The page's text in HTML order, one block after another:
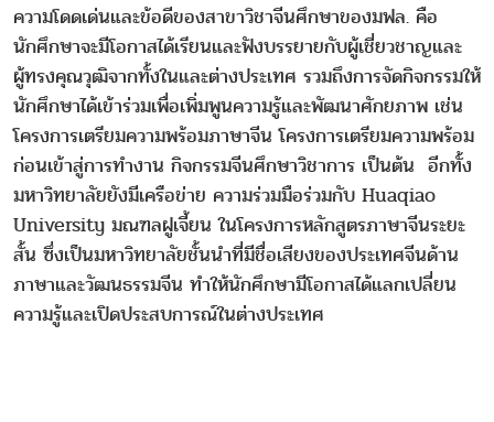
ความโดดเด่นและข้อดีของสาขาวิชาจีนศึกษาของมฟล. คือ
นักศึกษาจะมีโอกาสได้เรียนและฟังบรรยายกับผู้เชี่ยวชาญและ
ผู้ทรงคุณวุฒิจากทั้งในและต่างประเทศ รวมถึงการจัดกิจกรรมให้
นักศึกษาได้เข้าร่วมเพื่อเพิ่มพูนความรู้และพัฒนาศักยภาพ เช่น
โครงการเตรียมความพร้อมภาษาจีน โครงการเตรียมความพร้อม
ก่อนเข้าสู่การทำงาน กิจกรรมจีนศึกษาวิชาการ เป็นต้น อีกทั้ง
มหาวิทยาลัยยังมีเครือข่าย ความร่วมมือร่วมกับ Huaqiao
University มณฑลฝูเจี้ยน ในโครงการหลักสูตรภาษาจีนระยะ
สั้น ซึ่งเป็นมหาวิทยาลัยชั้นนำที่มีชื่อเสียงของประเทศจีนด้าน
ภาษาและวัฒนธรรมจีน ทำให้นักศึกษามีโอกาสได้แลกเปลี่ยน
ความรู้และเปิดประสบการณ์ในต่างประเทศ